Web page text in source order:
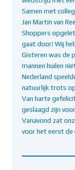
Samen met
Jan Martin van
Shoppers
gaat door! Wij
Gisteren was de
mannen huilen
Nederland
natuurlijk trots
Van harte
geslaagd zijn
Vanavond zat
voor het eerst de